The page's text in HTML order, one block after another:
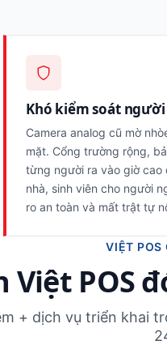
Khó kiểm soát
Camera analog cũ mờ
mặt. Cổng trường rộng,
từng người ra vào giờ cao
nhà, sinh viên cho người
ro an toàn và mất trật tự
VIỆT POS
Việt POS
+ dịch vụ triển khai